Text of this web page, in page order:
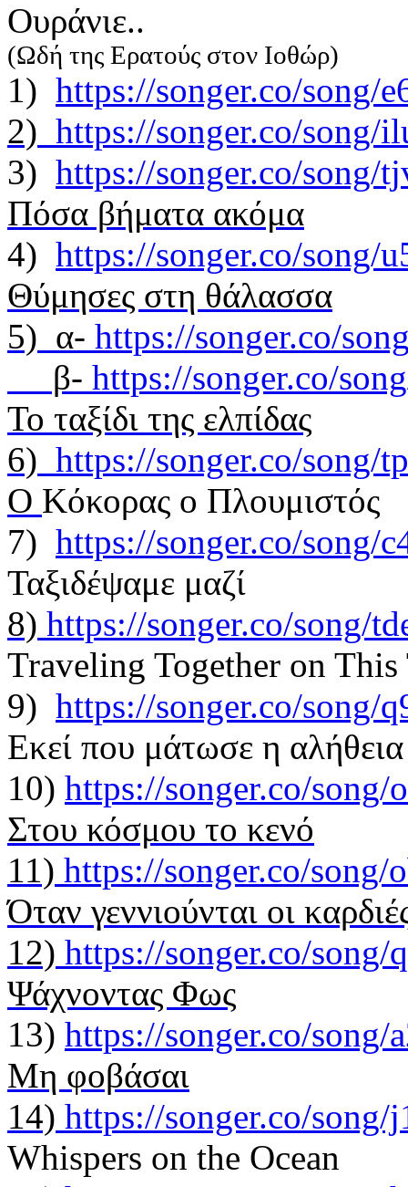
Oυράνιε..
(Ωδή της Ερατούς στον Ιοθώρ)
1) https://songer.co/song/
2) https://songer.co/song/
3) https://songer.co/
Πόσα βήματα ακόμα
4) https://songer.co/song/
Θύμησες στη θάλασσα
5) α- https://songer.co/
β- https://songer.co/
Το ταξίδι της ελπίδας
6) https://songer.co/song/
O Kόκορας ο Πλουμιστός
7) https://songer.co/song/
Ταξιδέψαμε μαζί
8) https://songer.co/song/
Traveling Together on
9) https://songer.co/song/
Εκεί που μάτωσε η αλήθεια
10) https://songer.co/
Στου κόσμου το κενό
11) https://songer.co/
Όταν γεννιούνται οι
12) https://songer.co/
Ψάχνοντας Φως
13) https://songer.co/
Μη φοβάσαι
14) https://songer.co/
Whispers on the Ocean